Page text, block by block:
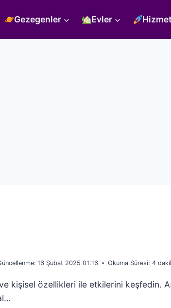
Gezegenler Evler
16 Şubat 2025 01:16 Okuma Süresi: 4
kişisel özellikleri ile etkilerini keşfedin.